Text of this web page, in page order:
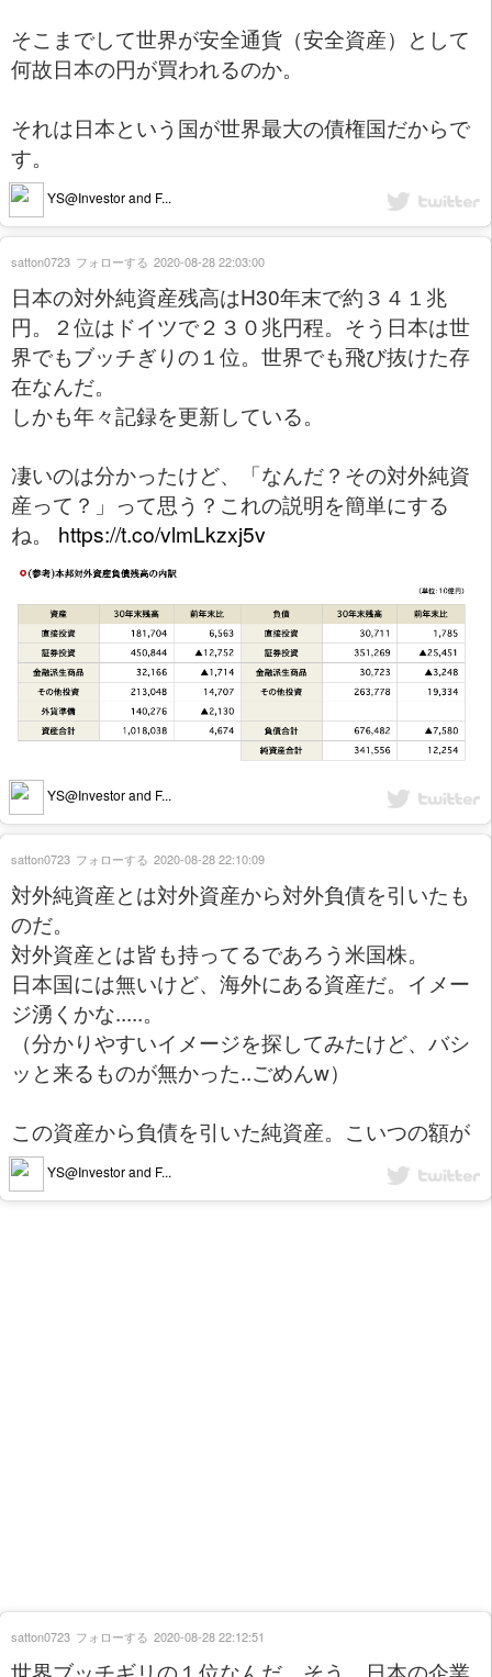
そこまでして世界が安全通貨（安全資産）として
何故日本の円が買われるのか。
それは日本という国が世界最大の債権国だからで
す。
YS@Investor and F...
日本の対外純資産残高はH30年末で約３４１兆
円。２位はドイツで２３０兆円程。そう日本は世
界でもブッチぎりの１位。世界でも飛び抜けた存
在なんだ。
しかも年々記録を更新している。
凄いのは分かったけど、「なんだ？その対外純資
産って？」って思う？これの説明を簡単にする
ね。 https://t.co/vlmLkzxj5v
YS@Investor and F...
satton0723 フォローする 2020-08-28 22:03:00
対外純資産とは対外資産から対外負債を引いたも
のだ。
対外資産とは皆も持ってるであろう米国株。
日本国には無いけど、海外にある資産だ。イメー
ジ湧くかな.....。
（分かりやすいイメージを探してみたけど、バシ
ッと来るものが無かった..ごめんw）
この資産から負債を引いた純資産。こいつの額が
YS@Investor and F...
satton0723 フォローする 2020-08-28 22:10:09
satton0723 フォローする 2020-08-28 22:12:51